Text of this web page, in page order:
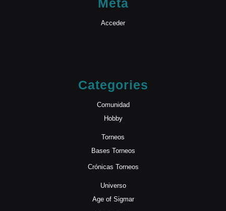
Meta
Acceder
Categories
Comunidad
Hobby
Torneos
Bases Torneos
Crónicas Torneos
Universo
Age of Sigmar